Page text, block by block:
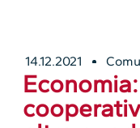
14.12.2021